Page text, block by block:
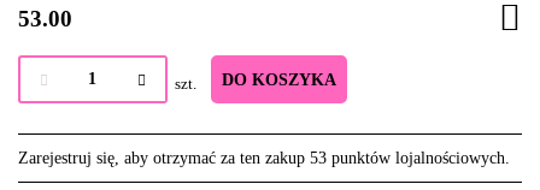
53.00
szt. DO KOSZYKA
Zarejestruj się, aby otrzymać za ten zakup 53 punktów lojalnościowych.